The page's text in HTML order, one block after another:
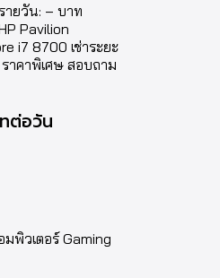
ายวัน: – บาท
Pavilion
i7 8700 เช่าระยะ
าคาพิเศษ สอบถาม
ต่อวัน
พิวเตอร์ Gaming